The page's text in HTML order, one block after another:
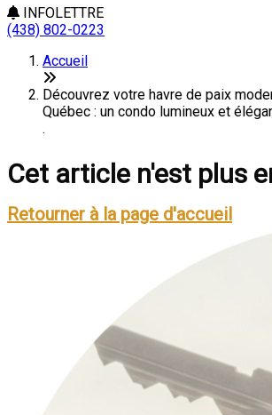
INFOLETTRE
(438) 802-0223
Accueil
Découvrez votre havre de paix
Québec : un condo lumineux et
.
Cet article n'est plus
Retourner à la page d'accueil